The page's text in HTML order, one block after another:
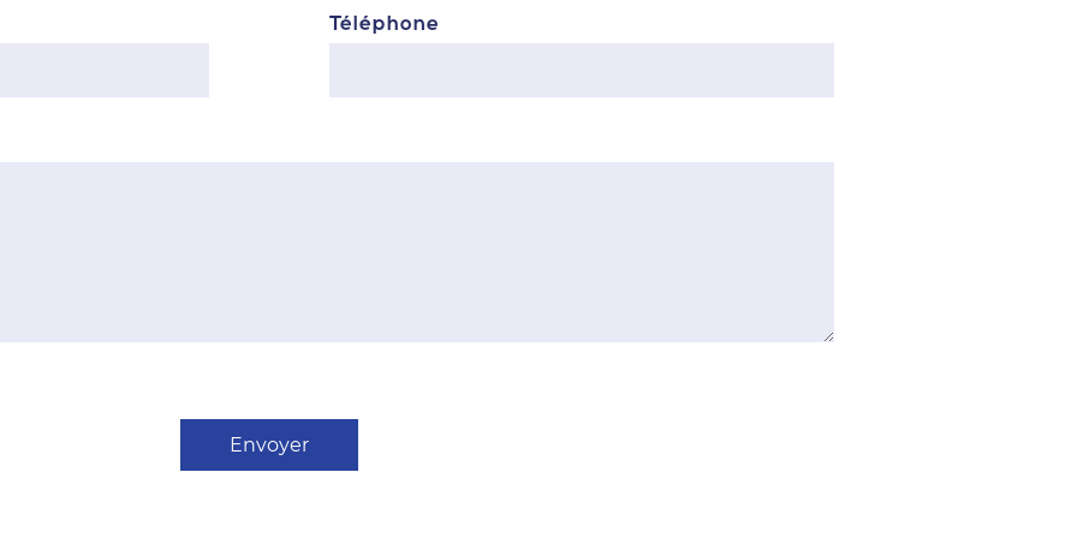
Téléphone